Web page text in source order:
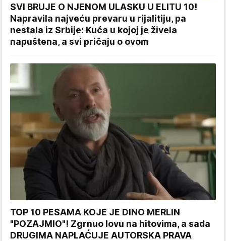
SVI BRUJE O NJENOM ULASKU U ELITU 10!
Napravila najveću prevaru u rijalitiju, pa
nestala iz Srbije: Kuća u kojoj je živela
napuštena, a svi pričaju o ovom
TOP 10 PESAMA KOJE JE DINO MERLIN
"POZAJMIO"! Zgrnuo lovu na hitovima, a sada
DRUGIMA NAPLAĆUJE AUTORSKA PRAVA